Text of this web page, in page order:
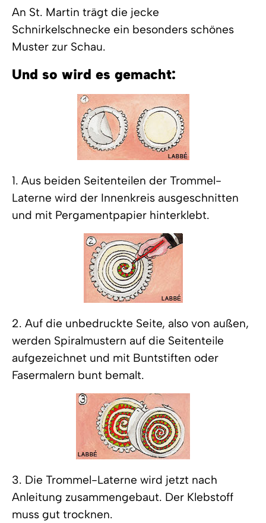
An St. Martin trägt die jecke
Schnirkelschnecke ein besonders schönes
Muster zur Schau.
Und so wird es gemacht:
1. Aus beiden Seitenteilen der Trommel-
Laterne wird der Innenkreis ausgeschnitten
und mit Pergamentpapier hinterklebt.
2. Auf die unbedruckte Seite, also von außen,
werden Spiralmustern auf die Seitenteile
aufgezeichnet und mit Buntstiften oder
Fasermalern bunt bemalt.
3. Die Trommel-Laterne wird jetzt nach
Anleitung zusammengebaut. Der Klebstoff
muss gut trocknen.